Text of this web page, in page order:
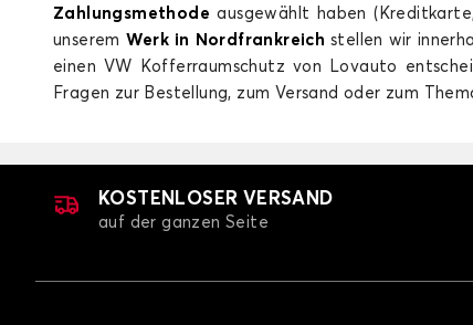
Kofferraummatten für
SPORTSVAN
Zahlungsmethode ausgewählt haben
unserem Werk in Nordfrankreich stellen wir
einen VW Kofferraumschutz von Lovauto
Fragen zur Bestellung, zum Versand oder zum
KOSTENLOSER VERSAND
auf der ganzen Seite